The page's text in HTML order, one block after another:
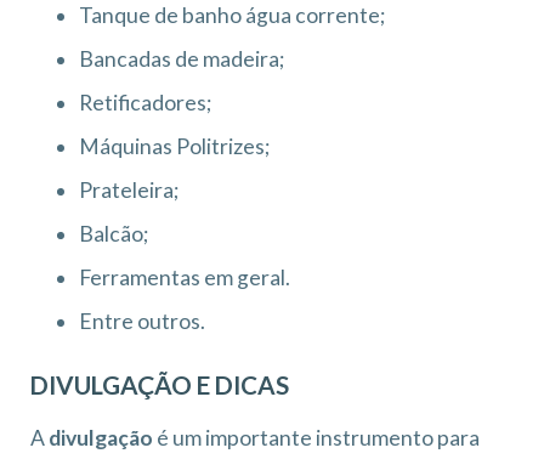
Tanque de banho água corrente;
Bancadas de madeira;
Retificadores;
Máquinas Politrizes;
Prateleira;
Balcão;
Ferramentas em geral.
Entre outros.
DIVULGAÇÃO E DICAS
Adivulgação é um importante instrumento para